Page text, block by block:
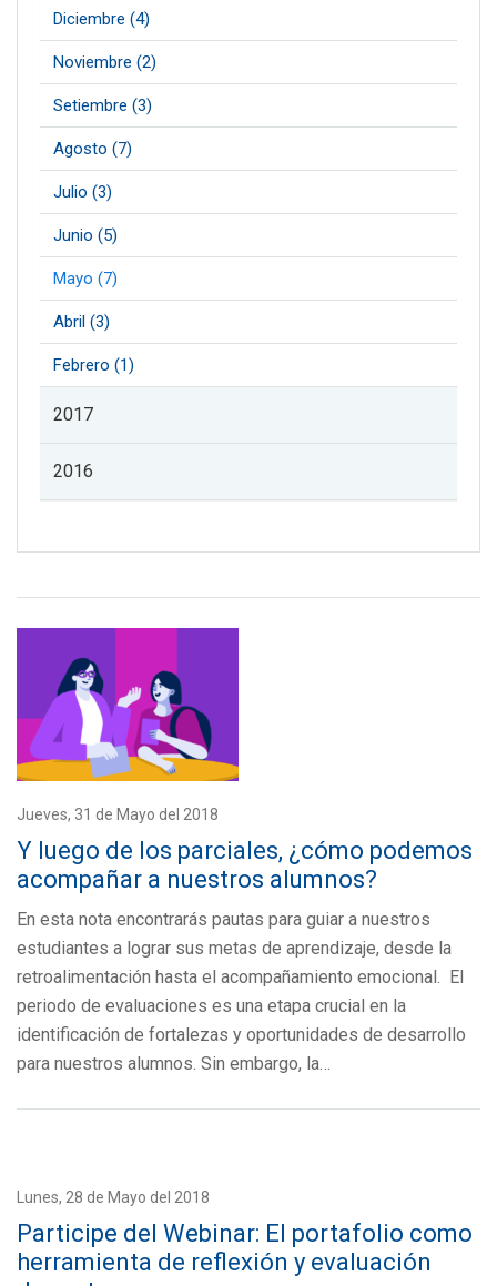
Diciembre (4)
Noviembre (2)
Setiembre (3)
Agosto (7)
Julio (3)
Junio (5)
Mayo (7)
Abril (3)
Febrero (1)
2017
2016
Jueves, 31 de Mayo del 2018
Y luego de los parciales, ¿cómo podemos
acompañar a nuestros alumnos?
En esta nota encontrarás pautas para guiar a nuestros
estudiantes a lograr sus metas de aprendizaje, desde la
retroalimentación hasta el acompañamiento emocional. El
periodo de evaluaciones es una etapa crucial en la
identificación de fortalezas y oportunidades de desarrollo
para nuestros alumnos. Sin embargo, la…
Lunes, 28 de Mayo del 2018
Participe del Webinar: El portafolio como
herramienta de reflexión y evaluación